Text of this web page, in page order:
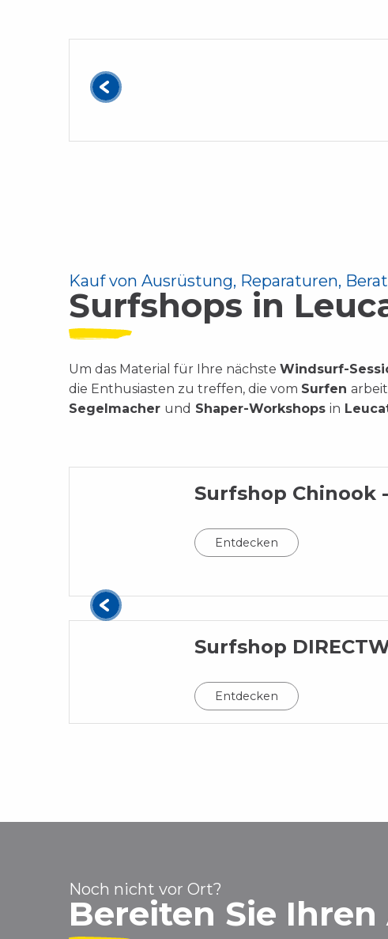
Kauf von Ausrüstung, Reparaturen,
Surfshops in
Um das Material für Ihre nächste Windsurf-
die Enthusiasten zu treffen, die vom Surfen
Segelmacher und Shaper-Workshops in
Surfshop Chinook
Entdecken
Surfshop
Entdecken
Noch nicht vor Ort?
Bereiten Sie